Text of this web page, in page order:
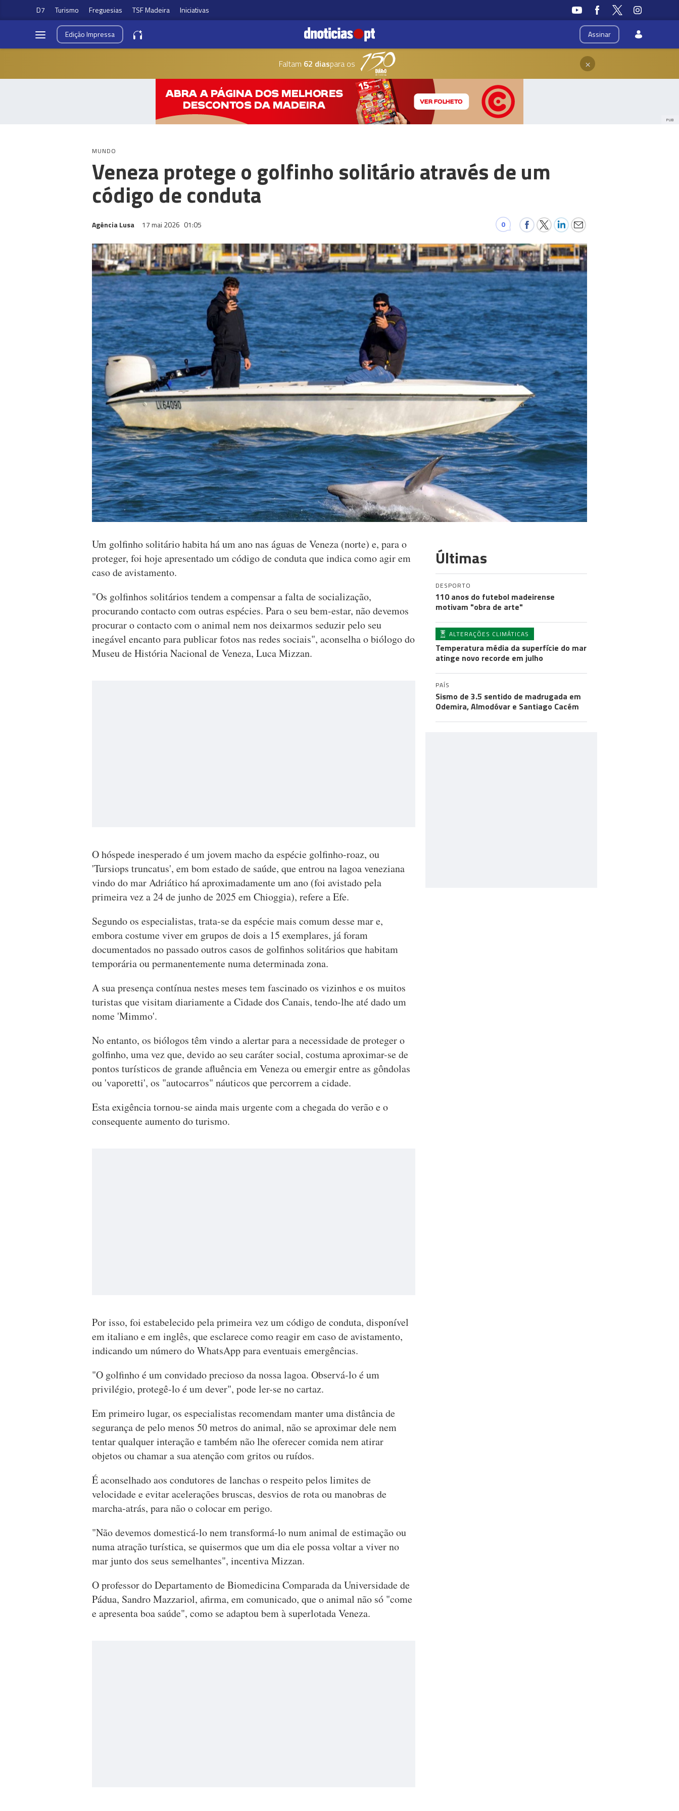
D7 Turismo Freguesias TSF Madeira Iniciativas
Assinar
EdiçãoImpressa
Faltam 62 diaspara os ×
PUB
MUNDO
Veneza protege o golfinho solitário através de um
código de conduta
Agência Lusa 17 mai 2026 01:05 0
Um golfinho solitário habita há um ano nas águas de Veneza (norte) e, para o
proteger, foi hoje apresentado um código de conduta que indica como agir em
caso de avistamento.
"Os golfinhos solitários tendem a compensar a falta de socialização,
procurando contacto com outras espécies. Para o seu bem-estar, não devemos
procurar o contacto com o animal nem nos deixarmos seduzir pelo seu
inegável encanto para publicar fotos nas redes sociais", aconselha o biólogo do
Museu de História Nacional de Veneza, Luca Mizzan.
O hóspede inesperado é um jovem macho da espécie golfinho-roaz, ou
'Tursiops truncatus', em bom estado de saúde, que entrou na lagoa veneziana
vindo do mar Adriático há aproximadamente um ano (foi avistado pela
primeira vez a 24 de junho de 2025 em Chioggia), refere a Efe.
Segundo os especialistas, trata-se da espécie mais comum desse mar e,
embora costume viver em grupos de dois a 15 exemplares, já foram
documentados no passado outros casos de golfinhos solitários que habitam
temporária ou permanentemente numa determinada zona.
A sua presença contínua nestes meses tem fascinado os vizinhos e os muitos
turistas que visitam diariamente a Cidade dos Canais, tendo-lhe até dado um
nome 'Mimmo'.
No entanto, os biólogos têm vindo a alertar para a necessidade de proteger o
golfinho, uma vez que, devido ao seu caráter social, costuma aproximar-se de
pontos turísticos de grande afluência em Veneza ou emergir entre as gôndolas
ou 'vaporetti', os "autocarros" náuticos que percorrem a cidade.
Esta exigência tornou-se ainda mais urgente com a chegada do verão e o
consequente aumento do turismo.
Por isso, foi estabelecido pela primeira vez um código de conduta, disponível
em italiano e em inglês, que esclarece como reagir em caso de avistamento,
indicando um número do WhatsApp para eventuais emergências.
"O golfinho é um convidado precioso da nossa lagoa. Observá-lo é um
privilégio, protegê-lo é um dever", pode ler-se no cartaz.
Em primeiro lugar, os especialistas recomendam manter uma distância de
segurança de pelo menos 50 metros do animal, não se aproximar dele nem
tentar qualquer interação e também não lhe oferecer comida nem atirar
objetos ou chamar a sua atenção com gritos ou ruídos.
É aconselhado aos condutores de lanchas o respeito pelos limites de
velocidade e evitar acelerações bruscas, desvios de rota ou manobras de
marcha-atrás, para não o colocar em perigo.
"Não devemos domesticá-lo nem transformá-lo num animal de estimação ou
numa atração turística, se quisermos que um dia ele possa voltar a viver no
mar junto dos seus semelhantes", incentiva Mizzan.
O professor do Departamento de Biomedicina Comparada da Universidade de
Pádua, Sandro Mazzariol, afirma, em comunicado, que o animal não só "come
e apresenta boa saúde", como se adaptou bem à superlotada Veneza.
Últimas
DESPORTO
110 anos do futebol madeirense
motivam "obra de arte"
ALTERAÇÕES CLIMÁTICAS
Temperatura média da superfície do mar
atinge novo recorde em julho
PAÍS
Sismo de 3.5 sentido de madrugada em
Odemira, Almodóvar e Santiago Cacém